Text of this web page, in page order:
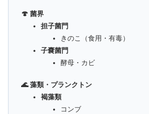
🍄 菌界
担子菌門
きのこ（食用・有毒）
子嚢菌門
酵母・カビ
🌊 藻類・プランクトン
褐藻類
コンブ